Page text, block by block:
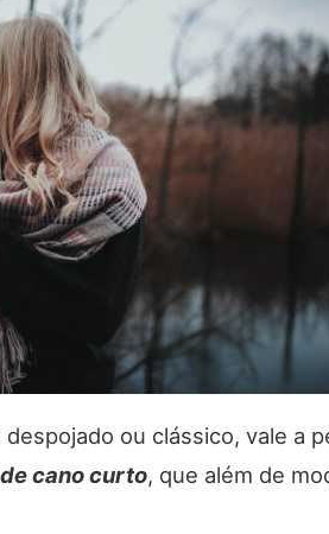
ou clássico, vale a
cano curto, que além de